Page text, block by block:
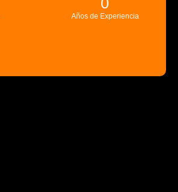
Años de Experiencia